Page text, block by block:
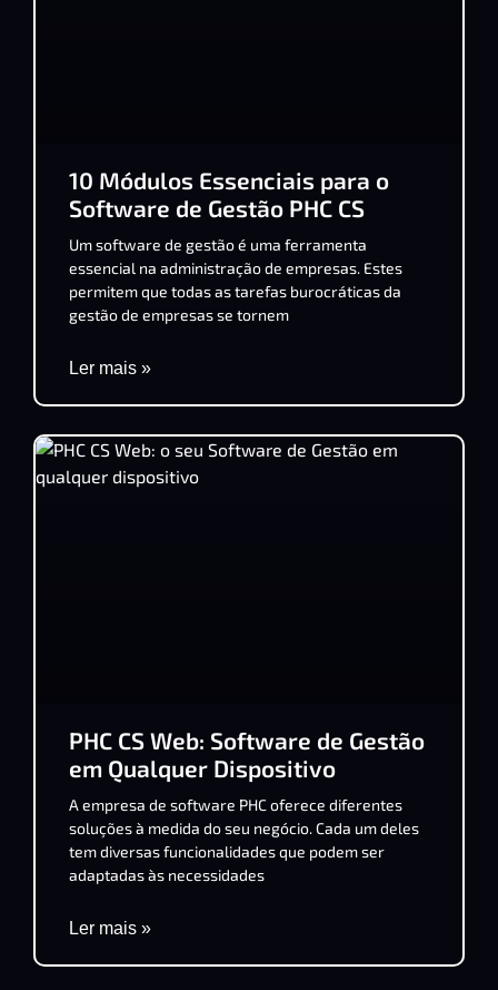
10 Módulos Essenciais para o
Software de Gestão PHC CS
Um software de gestão é uma ferramenta
essencial na administração de empresas. Estes
permitem que todas as tarefas burocráticas da
gestão de empresas se tornem
Ler mais »
PHC CS Web: Software de Gestão
em Qualquer Dispositivo
A empresa de software PHC oferece diferentes
soluções à medida do seu negócio. Cada um deles
tem diversas funcionalidades que podem ser
adaptadas às necessidades
Ler mais »